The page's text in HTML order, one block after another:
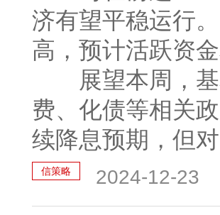
济有望平稳运行
高，预计活跃资
展望本周，基
费、化债等相关
续降息预期，但
信策略 2024-12-23